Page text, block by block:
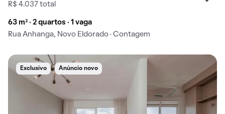
R$ 4.037 total
63 m² · 2 quartos · 1 vaga
Rua Anhanga, Novo Eldorado · Contagem
Exclusivo Anúncio novo